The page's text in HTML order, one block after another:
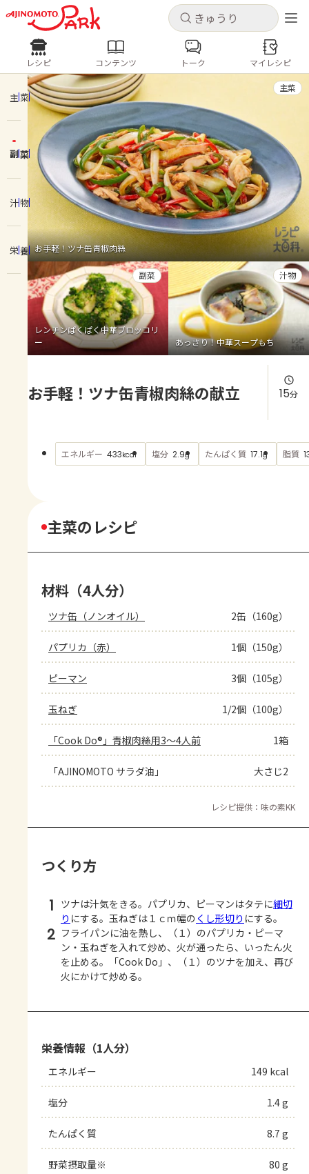
キャンセル
ログインするとレシピを保存できます
ログイン
ホーム
コンテンツ
レシピ
トーク
よくあるお問い合わせ
お買い物
AJINOMOTO PARK とは
キャンセル
レシピ コンテンツ
人気の食材・レシピ
きゅうり なす トマト
とうもろこし
ピーマン
みょうが ゴーヤ
レシピ コンテンツ トーク マイレシピ
主菜
副菜
汁物
栄養 お手軽！ツナ缶青椒肉絲
主菜
レンチンぱくぱく中華ブロッコリ
ー
副菜
あっさり！中華スープもち
汁物
お手軽！ツナ缶青椒肉絲の献立 15分
エネルギー 433kcal 塩分 2.9g たんぱく質 17.1g 脂質
主菜のレシピ
材料（4人分）
ツナ缶（ノンオイル） 2缶（160g）
パプリカ（赤） 1個（150g）
ピーマン 3個（105g）
玉ねぎ 1/2個（100g）
「Cook Do®」青椒肉絲用3～4人前 1箱
「AJINOMOTO サラダ油」 大さじ2
レシピ提供：味の素KK
つくり方
1 ツナは汁気をきる。パプリカ、ピーマンはタテに細切
り にする。玉ねぎは１ｃｍ幅の くし形切り にする。
2 フライパンに油を熱し、（１）のパプリカ・ピーマ
ン・玉ねぎを入れて炒め、火が通ったら、いったん火
を止める。「Cook Do」、（１）のツナを加え、再び
火にかけて炒める。
栄養情報（1人分）
エネルギー 149 kcal
塩分 1.4 g
たんぱく質 8.7 g
野菜摂取量※ 80 g